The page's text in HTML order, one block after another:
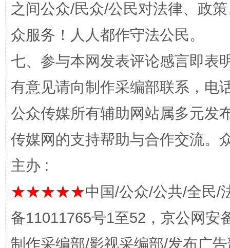
完善运行机制助力责任有效落实 一纸欠
之间公众/民众/公民对法律、政
众服务！人人都作守法公民。
七、参与本网发表评论感言即表
有意见请向制作采编部联系，电
公众传媒所有辅助网站属多元发
传媒网的支持帮助与合作交流。
主办 :
★★★★★中国/公众/公共/全民/
备11011765号1至52，京公网安
制作采编部/影视采编部/发布广